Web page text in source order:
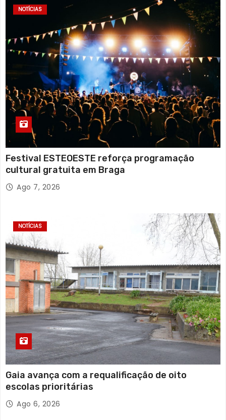
NOTÍCIAS
Festival ESTEOESTE reforça programação
cultural gratuita em Braga
Ago 7, 2026
NOTÍCIAS
Gaia avança com a requalificação de oito
escolas prioritárias
Ago 6, 2026